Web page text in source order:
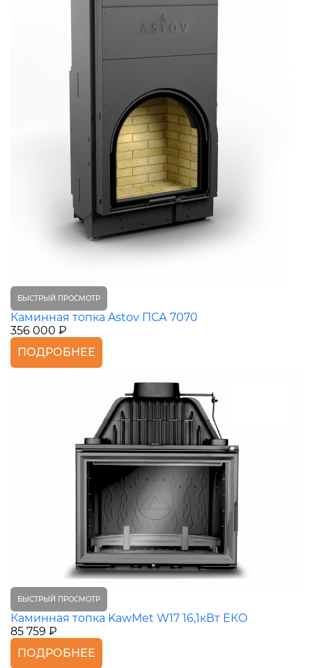
БЫСТРЫЙ ПРОСМОТР
Каминная топка Astov ПСА 7070
356 000 ₽
ПОДРОБНЕЕ
БЫСТРЫЙ ПРОСМОТР
Каминная топка KawMet W17 16,1кВт ЕКО
85 759 ₽
ПОДРОБНЕЕ